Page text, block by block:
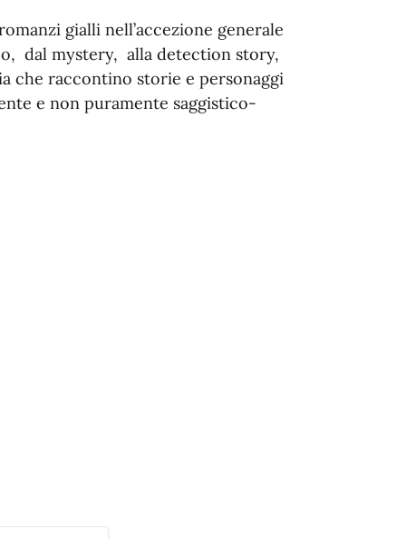
gialli nell’accezione generale
dal mystery, alla detection story,
che raccontino storie e personaggi
e non puramente saggistico-